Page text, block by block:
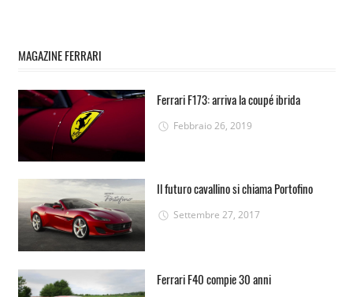
MAGAZINE FERRARI
Ferrari F173: arriva la coupé ibrida
Febbraio 26, 2019
Il futuro cavallino si chiama Portofino
Settembre 27, 2017
Ferrari F40 compie 30 anni